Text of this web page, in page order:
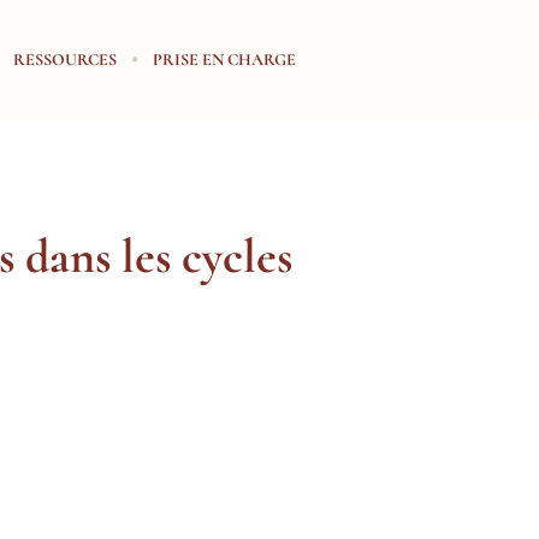
RESSOURCES PRISE EN CHARGE
dans les cycles